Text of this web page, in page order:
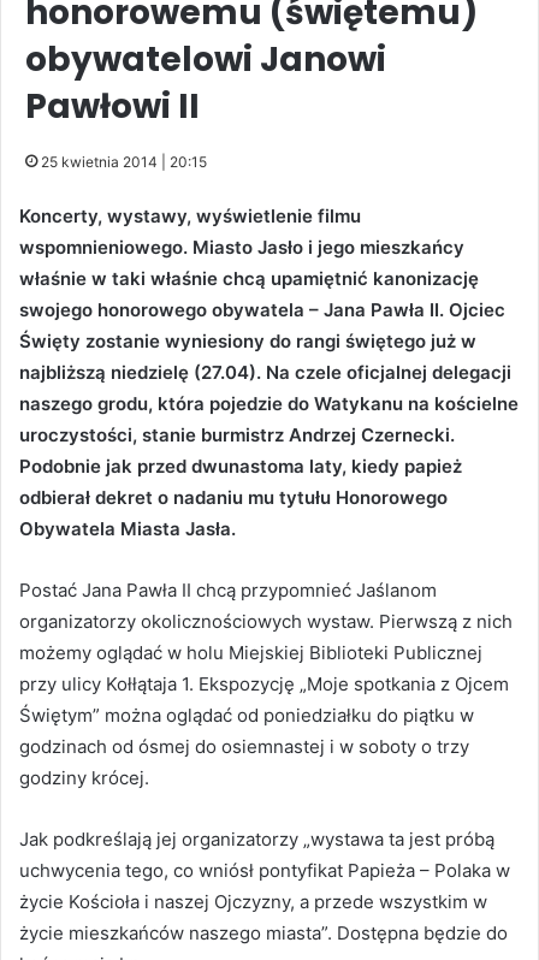
honorowemu (świętemu)
obywatelowi Janowi
Pawłowi II
25 kwietnia 2014 | 20:15
Koncerty, wystawy, wyświetlenie filmu
wspomnieniowego. Miasto Jasło i jego mieszkańcy
właśnie w taki właśnie chcą upamiętnić kanonizację
swojego honorowego obywatela – Jana Pawła II. Ojciec
Święty zostanie wyniesiony do rangi świętego już w
najbliższą niedzielę (27.04). Na czele oficjalnej delegacji
naszego grodu, która pojedzie do Watykanu na kościelne
uroczystości, stanie burmistrz Andrzej Czernecki.
Podobnie jak przed dwunastoma laty, kiedy papież
odbierał dekret o nadaniu mu tytułu Honorowego
Obywatela Miasta Jasła.
Postać Jana Pawła II chcą przypomnieć Jaślanom
organizatorzy okolicznościowych wystaw. Pierwszą z nich
możemy oglądać w holu Miejskiej Biblioteki Publicznej
przy ulicy Kołłątaja 1. Ekspozycję „Moje spotkania z Ojcem
Świętym” można oglądać od poniedziałku do piątku w
godzinach od ósmej do osiemnastej i w soboty o trzy
godziny krócej.
Jak podkreślają jej organizatorzy „wystawa ta jest próbą
uchwycenia tego, co wniósł pontyfikat Papieża – Polaka w
życie Kościoła i naszej Ojczyzny, a przede wszystkim w
życie mieszkańców naszego miasta”. Dostępna będzie do